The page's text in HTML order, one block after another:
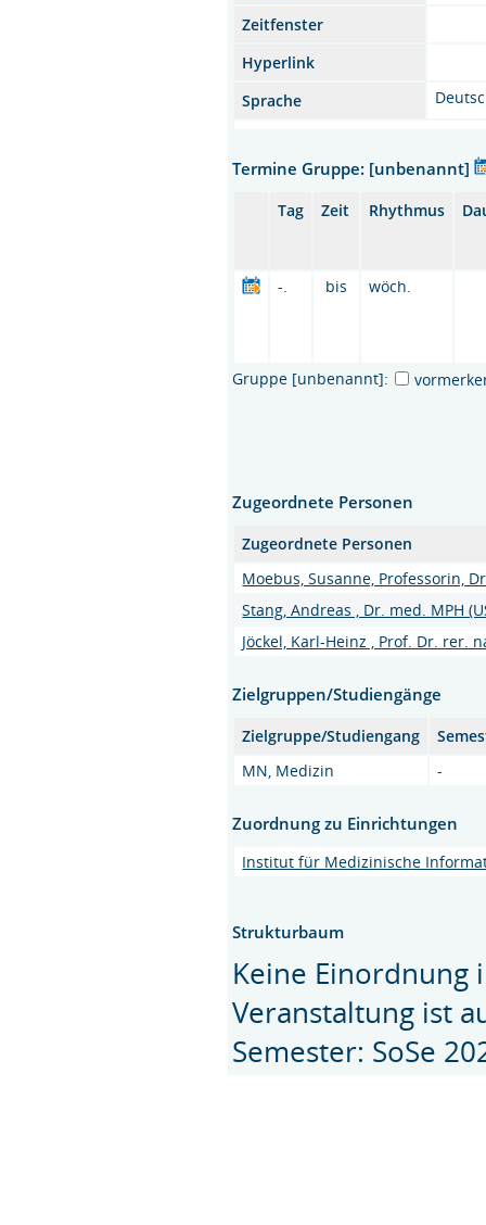
Zeitfenster
Hyperlink
Sprache
Termine Gruppe: [unbenannt]
Tag Zeit Rhythmus
-. bis wöch.
Gruppe [unbenannt]:
Zugeordnete Personen
Zugeordnete Personen
Moebus, Susanne, Professorin,
Stang, Andreas , Dr. med. MPH
Jöckel, Karl-Heinz , Prof. Dr. rer.
Zielgruppen/Studiengänge
Zielgruppe/Studiengang
MN, Medizin
-
Zuordnung zu Einrichtungen
Institut für Medizinische
Strukturbaum
Keine Einordnung
Veranstaltung ist
Semester: SoSe